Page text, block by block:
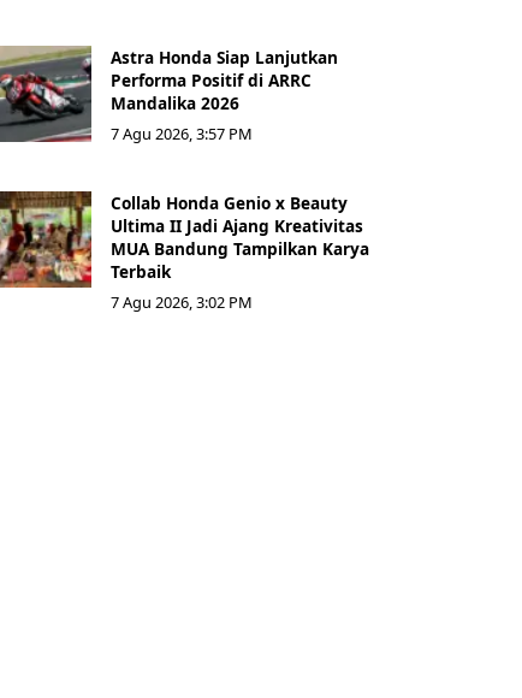
Astra Honda Siap Lanjutkan
Performa Positif di ARRC
Mandalika 2026
7 Agu 2026, 3:57 PM
Collab Honda Genio x Beauty
Ultima II Jadi Ajang Kreativitas
MUA Bandung Tampilkan Karya
Terbaik
7 Agu 2026, 3:02 PM